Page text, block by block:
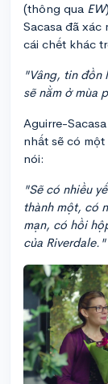
(thông qua EW
Sacasa đã xác
cái chết khác
"Vâng, tin đồn
sẽ nằm ở mùa
Aguirre-
nhất sẽ có
nói:
"Sẽ có nhiều
thành một, có
mạn, có hồi
của Riverdale."